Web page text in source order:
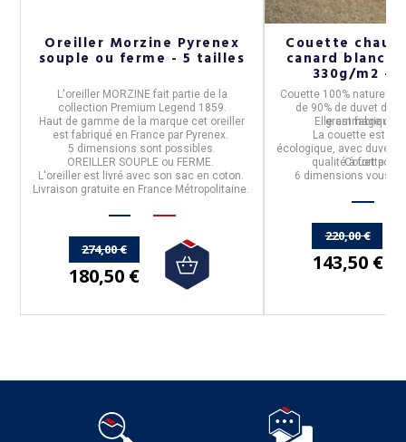
Oreiller Morzine Pyrenex
souple ou ferme - 5 tailles
L'oreiller MORZINE fait partie de la
collection Premium Legend 1859
Haut de gamme de la marque cet oreiller
est fabriqué en France par Pyrenex
5 dimensions sont possibles.
OREILLER SOUPLE ou FERME.
L'oreiller est livré avec son sac en coton.
Livraison gratuite en France Métropolitaine.
274,00 €
180,50 €
Couette
canard blanc -
330g/m2 -
Couette 100% naturelle
de 90% de duvet de
grammage de
Elle est fabriquée
La couette est
écologique, avec duvet
qualité à fort
Couette
6 dimensions vous
220,00 €
143,50 €